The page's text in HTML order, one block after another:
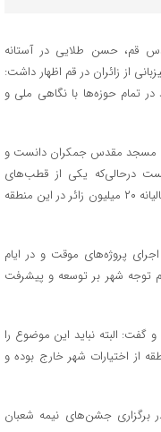
قم، حسن طلایی در آستانه
از زائران در قم اظهار داشت:
تمام حوزه‌ها با نگاهی ملی و
مسجد مقدس جمکران دانست و
درحالی‌که یکی از قطب‌های
گردشگری مذهبی شهر قم در این محدوده بوده و سالیانه ۲۰ میلیون زائر در این منطقه
پروژه‌های موقت و در ایام
توجه شهر بر توسعه و پیشرفت
گفت: البته نباید این موضوع را
از اختیارات شهر خارج بوده و
برگزاری جشن‌های نیمه شعبان